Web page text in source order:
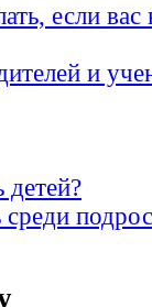
если
и
детей?